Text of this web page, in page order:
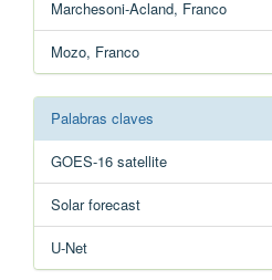
Marchesoni-Acland, Franco
Mozo, Franco
Palabras claves
GOES-16 satellite
Solar forecast
U-Net